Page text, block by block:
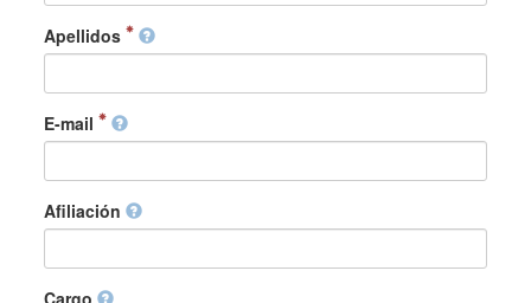
Apellidos
E-mail
Afiliación
Cargo